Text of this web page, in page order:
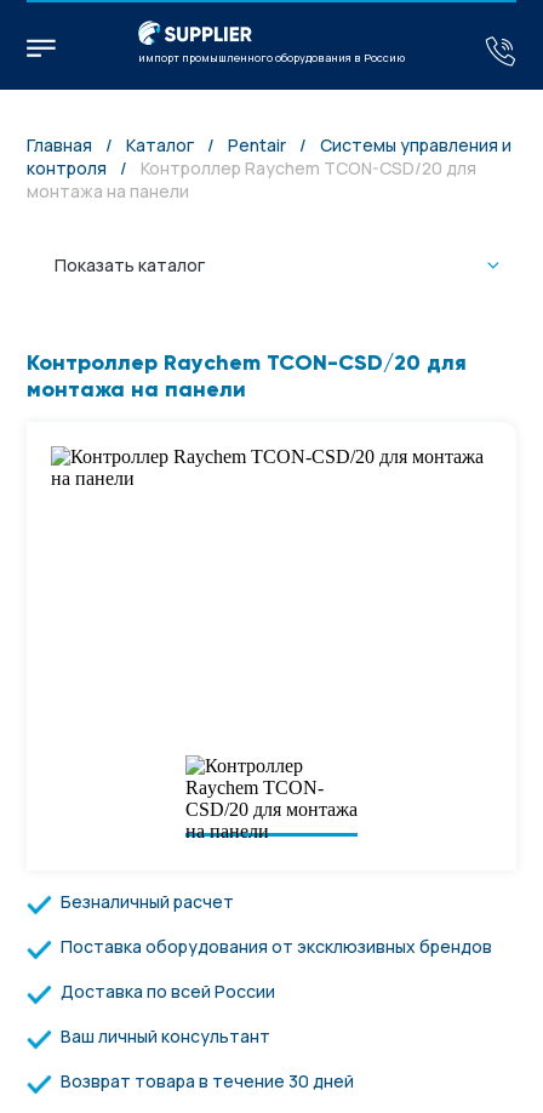
импорт промышленного оборудования в Россию
Главная / Каталог / Pentair /
Системы управления и
контроля
/
Контроллер Raychem TCON-CSD/20 для
монтажа на панели
Показать каталог
Контроллер Raychem TCON-CSD/20 для
монтажа на панели
Безналичный расчет
Поставка оборудования от эксклюзивных брендов
Доставка по всей России
Ваш личный консультант
Возврат товара в течение 30 дней